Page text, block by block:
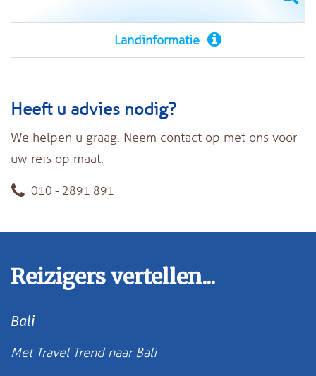
Landinformatie
Heeft u advies nodig?
We helpen u graag. Neem contact op met ons voor
uw reis op maat.
010 - 2891 891
Reizigers vertellen...
Bali
Met Travel Trend naar Bali